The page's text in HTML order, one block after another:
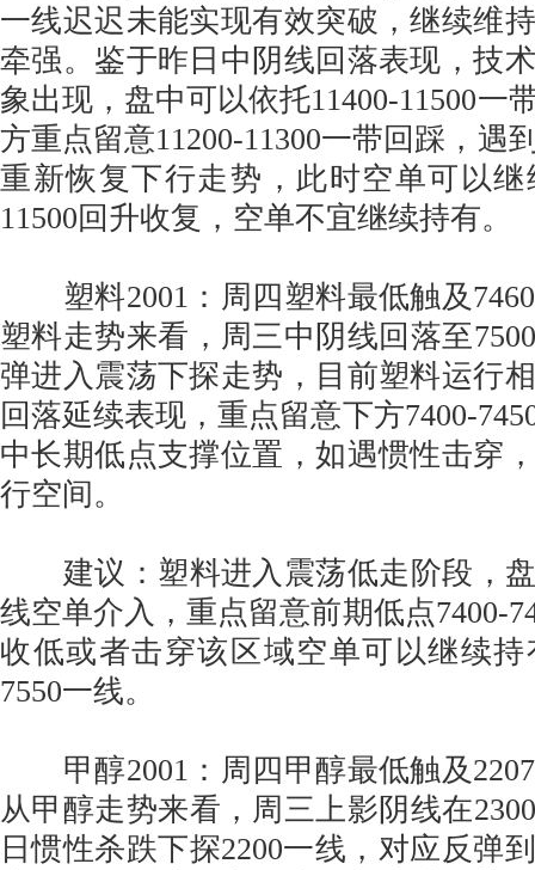
一线迟迟未能实现有效突破，继续维
牵强。鉴于昨日中阴线回落表现，技
象出现，盘中可以依托11400-11500一
方重点留意11200-11300一带回踩，遇
重新恢复下行走势，此时空单可以
11500回升收复，空单不宜继续持有。
塑料2001：周四塑料最低触及
塑料走势来看，周三中阴线回落至
弹进入震荡下探走势，目前塑料运行
回落延续表现，重点留意下方7400-
中长期低点支撑位置，如遇惯性击穿
行空间。
建议：塑料进入震荡低走阶段，盘
线空单介入，重点留意前期低点7400-
收低或者击穿该区域空单可以继续
7550一线。
甲醇2001：周四甲醇最低触及
从甲醇走势来看，周三上影阴线在
日惯性杀跌下探2200一线，对应反弹